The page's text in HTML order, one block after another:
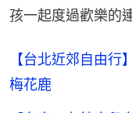
孩一起度過歡樂的
【台北近郊自由
梅花鹿